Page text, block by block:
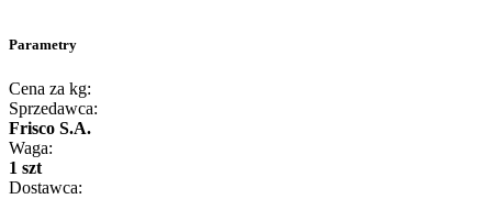
Parametry
Cena za kg:
Sprzedawca:
Frisco S.A.
Waga:
1 szt
Dostawca: